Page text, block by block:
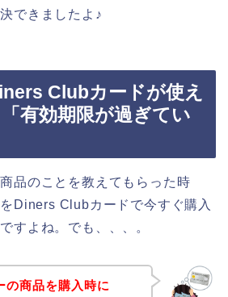
できましたよ♪
Clubカードが使え
有効期限が過ぎてい
品のことを教えてもらった時
Diners Clubカードで今すぐ購入
すよね。でも、、、。
の商品を購入時に